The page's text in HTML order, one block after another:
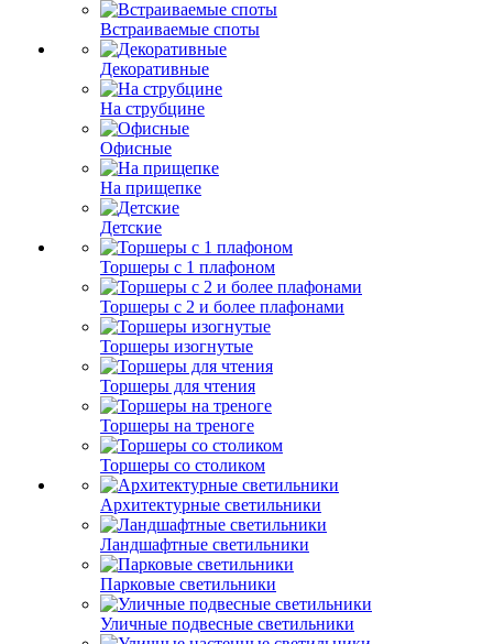
Встраиваемые споты
Декоративные
На струбцине
Офисные
На прищепке
Детские
Торшеры с 1 плафоном
Торшеры с 2 и более плафонами
Торшеры изогнутые
Торшеры для чтения
Торшеры на треноге
Торшеры со столиком
Архитектурные светильники
Ландшафтные светильники
Парковые светильники
Уличные подвесные светильники